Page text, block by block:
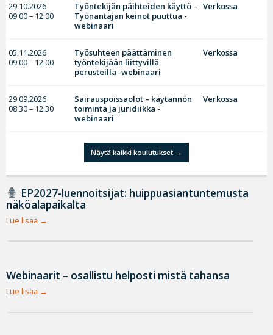
29.10.2026
09:00 – 12:00
Työntekijän päihteiden käyttö –
Työnantajan keinot puuttua -
webinaari
Verkossa
05.11.2026
09:00 – 12:00
Työsuhteen päättäminen
työntekijään liittyvillä
perusteilla -webinaari
Verkossa
29.09.2026
08:30 – 12:30
Sairauspoissaolot – käytännön
toiminta ja juridiikka -
webinaari
Verkossa
Näytä kaikki koulutukset
EP2027-luennoitsijat: huippuasiantuntemusta
näköalapaikalta
Lue lisää
Webinaarit – osallistu helposti mistä tahansa
Lue lisää